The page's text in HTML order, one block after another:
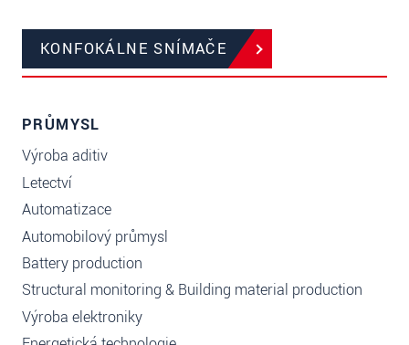
KONFOKÁLNE SNÍMAČE
PRŮMYSL
Výroba aditiv
Letectví
Automatizace
Automobilový průmysl
Battery production
Structural monitoring & Building material production
Výroba elektroniky